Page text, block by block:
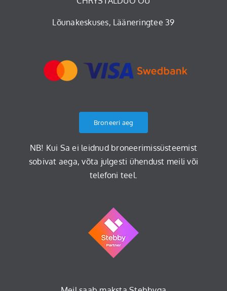
Lõunakeskuses, Lääneringtee 39
Broneeri aeg
NB! Kui Sa ei leidnud broneerimissüsteemist
sobivat aega, võta julgesti ühendust meili või
telefoni teel.